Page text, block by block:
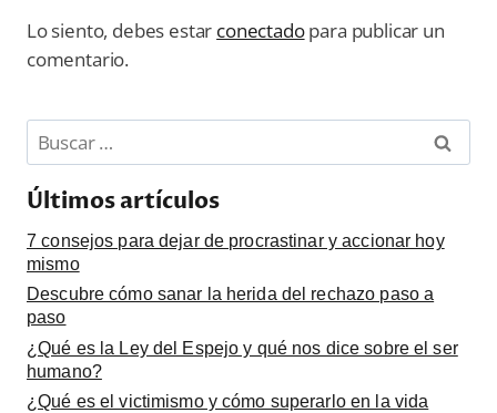
Lo siento, debes estar conectadopara publicar un
comentario.
Últimos artículos
7 consejos para dejar de procrastinar y accionar hoy
mismo
Descubre cómo sanar la herida del rechazo paso a
paso
¿Qué es la Ley del Espejo y qué nos dice sobre el ser
humano?
¿Qué es el victimismo y cómo superarlo en la vida